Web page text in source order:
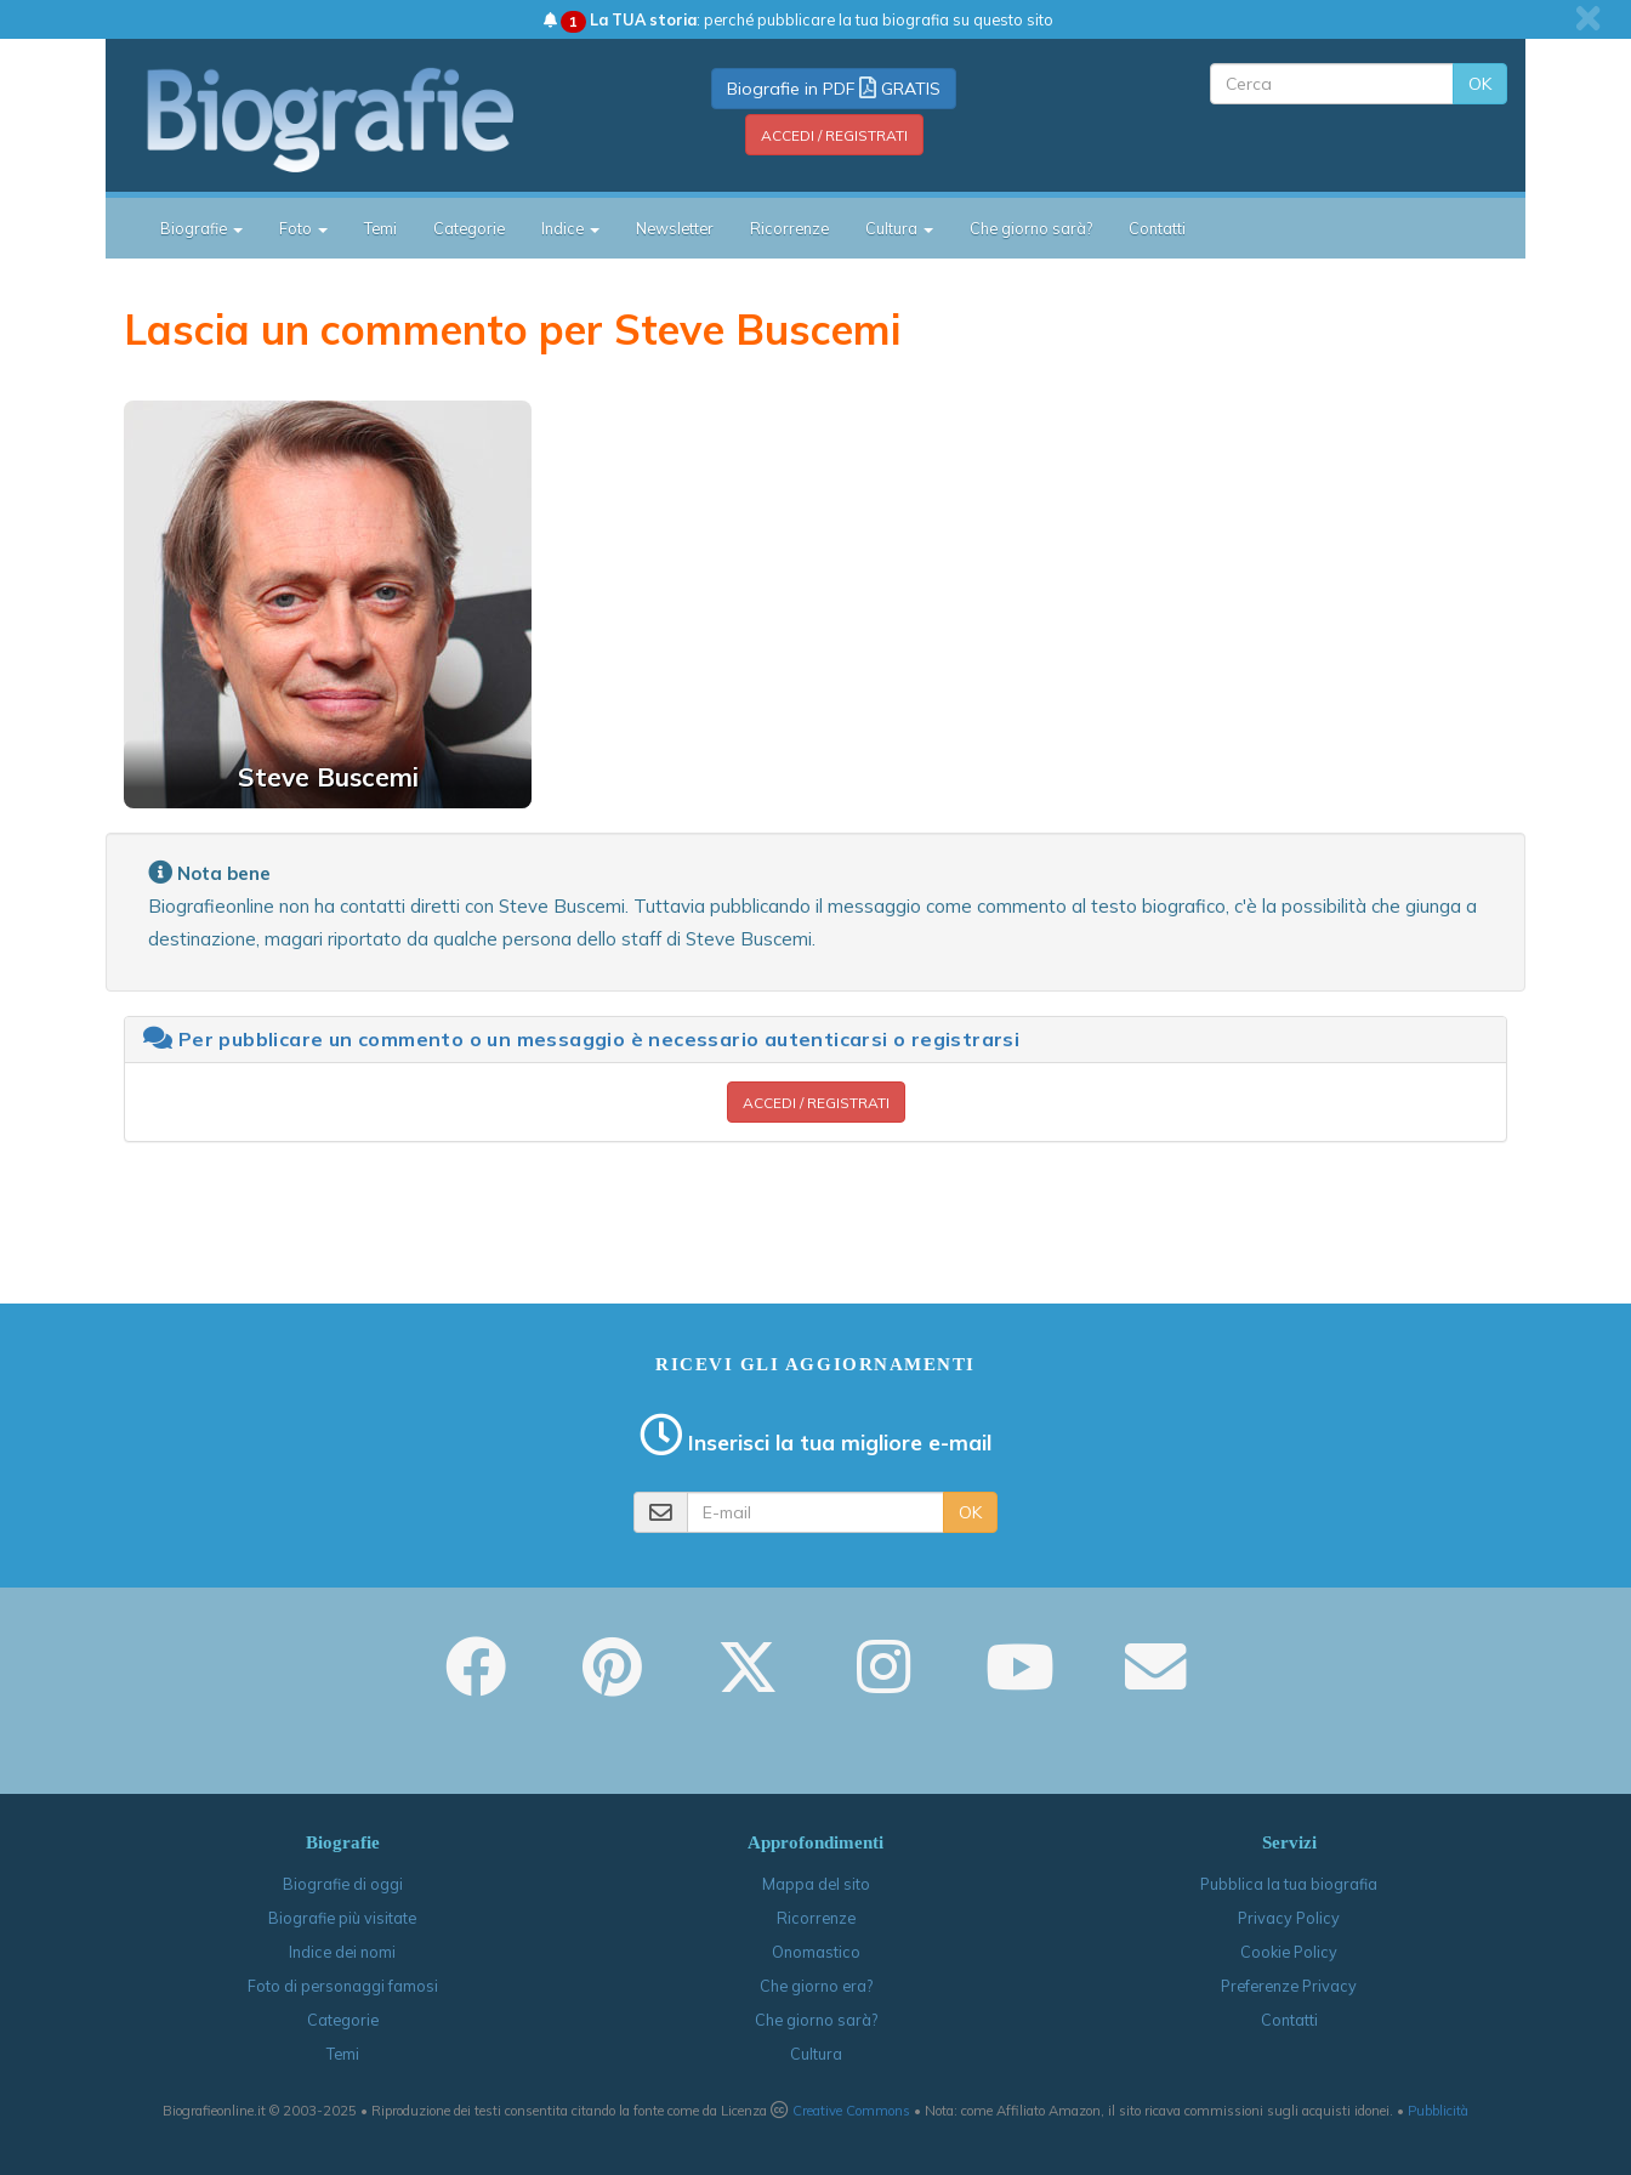
1 La TUA storia: perché pubblicare la tua biografia su questo sito
Biografie in PDF GRATIS
ACCEDI / REGISTRATI
OK
Biografie Foto Temi Categorie Indice Newsletter Ricorrenze Cultura Che giorno sarà? Contatti
Lascia un commento per Steve Buscemi
Steve Buscemi
Nota bene
Biografieonline non ha contatti diretti con Steve Buscemi. Tuttavia pubblicando il messaggio come commento al testo biografico, c'è la possibilità che giunga a
destinazione, magari riportato da qualche persona dello staff di Steve Buscemi.
Per pubblicare un commento o un messaggio è necessario autenticarsi o registrarsi
ACCEDI / REGISTRATI
RICEVI GLI AGGIORNAMENTI
Inserisci la tua migliore e-mail
OK
Biografie
Biografie di oggi
Biografie più visitate
Indice dei nomi
Foto di personaggi famosi
Categorie
Temi
Approfondimenti
Mappa del sito
Ricorrenze
Onomastico
Che giorno era?
Che giorno sarà?
Cultura
Servizi
Pubblica la tua biografia
Privacy Policy
Cookie Policy
Preferenze Privacy
Contatti
Biografieonline.it © 2003-2025 • Riproduzione dei testi consentita citando la fonte come da Licenza Creative Commons • Nota: come Affiliato Amazon, il sito ricava commissioni sugli acquisti idonei. • Pubblicità